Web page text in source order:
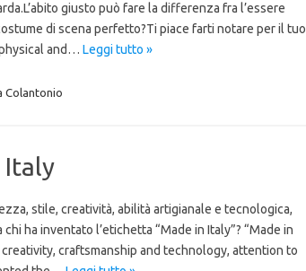
giusto può fare la differenza fra l’essere
di scena perfetto?Ti piace farti notare per il tuo
and… Leggi tutto »
Colantonio
Italy
stile, creatività, abilità artigianale e tecnologica,
ha inventato l’etichetta “Made in Italy”? “Made in
craftsmanship and technology, attention to